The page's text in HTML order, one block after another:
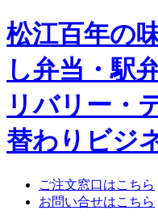
松江百年の
し弁当・駅
リバリー・
替わりビジ
ご注文窓口はこちら
お問い合せはこちら